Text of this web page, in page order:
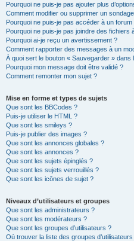
Pourquoi ne puis-je pas ajouter plus
Comment modifier ou supprimer un
Pourquoi ne puis-je pas accéder à un forum
Pourquoi ne puis-je pas joindre des fichiers
Pourquoi ai-je reçu un avertissement ?
Comment rapporter des messages à un
À quoi sert le bouton « Sauvegarder »
Pourquoi mon message doit être validé ?
Comment remonter mon sujet ?
Mise en forme et types de sujets
Que sont les BBCodes ?
Puis-je utiliser le HTML ?
Que sont les smileys ?
Puis-je publier des images ?
Que sont les annonces globales ?
Que sont les annonces ?
Que sont les sujets épinglés ?
Que sont les sujets verrouillés ?
Que sont les icônes de sujet ?
Niveaux d’utilisateurs et groupes
Que sont les administrateurs ?
Que sont les modérateurs ?
Que sont les groupes d’utilisateurs ?
Où trouver la liste des groupes